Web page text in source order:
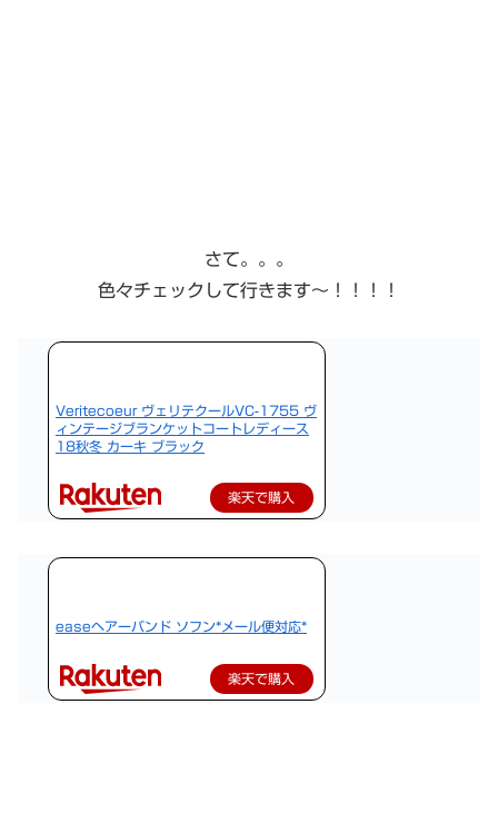
さて。。。
色々チェックして行きます〜！！！！
Veritecoeur ヴェリテクールVC-1755 ヴ
ィンテージブランケットコートレディース
18秋冬 カーキ ブラック
楽天で購入
easeヘアーバンド ソフン*メール便対応*
楽天で購入